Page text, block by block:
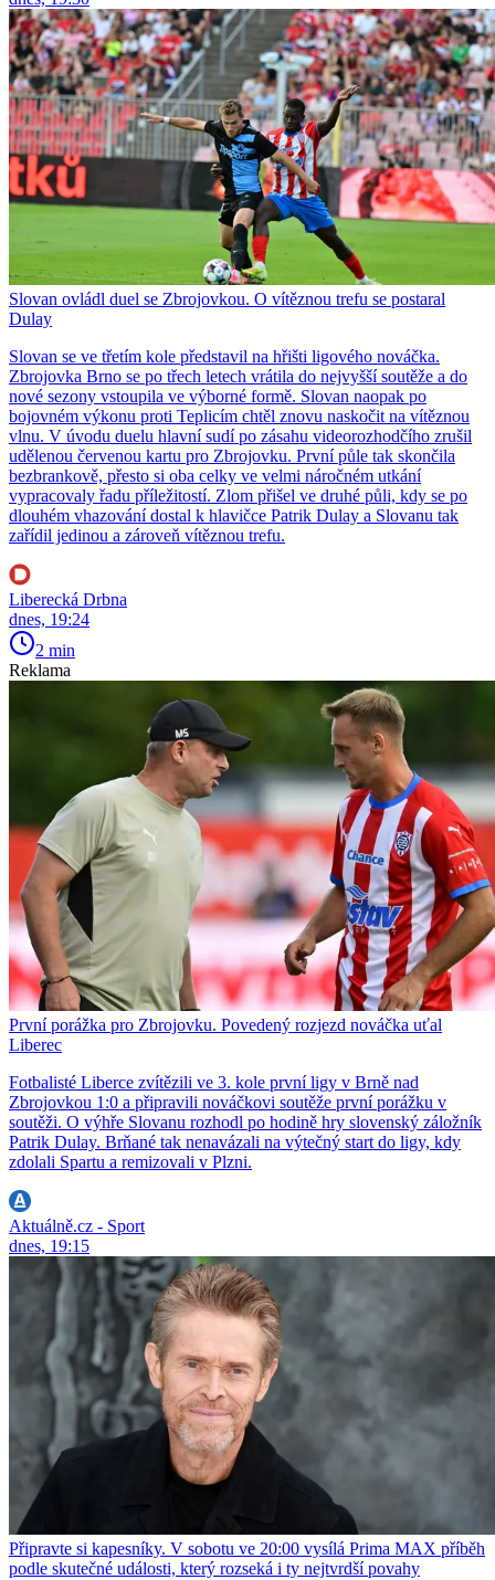
Slovan ovládl duel se Zbrojovkou. O vítěznou trefu se postaral
Dulay
Slovan se ve třetím kole představil na hřišti ligového nováčka.
Zbrojovka Brno se po třech letech vrátila do nejvyšší soutěže a do
nové sezony vstoupila ve výborné formě. Slovan naopak po
bojovném výkonu proti Teplicím chtěl znovu naskočit na vítěznou
vlnu. V úvodu duelu hlavní sudí po zásahu videorozhodčího zrušil
udělenou červenou kartu pro Zbrojovku. První půle tak skončila
bezbrankově, přesto si oba celky ve velmi náročném utkání
vypracovaly řadu příležitostí. Zlom přišel ve druhé půli, kdy se po
dlouhém vhazování dostal k hlavičce Patrik Dulay a Slovanu tak
zařídil jedinou a zároveň vítěznou trefu.
Liberecká Drbna
dnes, 19:24
2 min
Reklama
První porážka pro Zbrojovku. Povedený rozjezd nováčka uťal
Liberec
Fotbalisté Liberce zvítězili ve 3. kole první ligy v Brně nad
Zbrojovkou 1:0 a připravili nováčkovi soutěže první porážku v
soutěži. O výhře Slovanu rozhodl po hodině hry slovenský záložník
Patrik Dulay. Brňané tak nenavázali na výtečný start do ligy, kdy
zdolali Spartu a remizovali v Plzni.
Aktuálně.cz - Sport
dnes, 19:15
Připravte si kapesníky. V sobotu ve 20:00 vysílá Prima MAX příběh
podle skutečné události, který rozseká i ty nejtvrdší povahy